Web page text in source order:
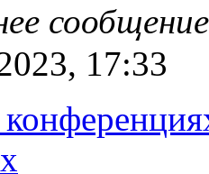
17:33